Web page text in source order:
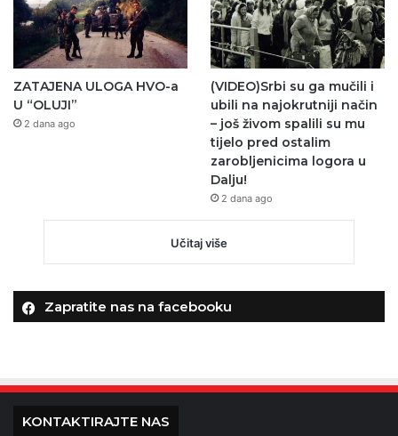
ZATAJENA ULOGA HVO-a
U “OLUJI”
2 dana ago
(VIDEO)Srbi su ga mučili i
ubili na najokrutniji način
– još živom spalili su mu
tijelo pred ostalim
zarobljenicima logora u
Dalju!
2 dana ago
Učitaj više
Zapratite nas na facebooku
KONTAKTIRAJTE NAS